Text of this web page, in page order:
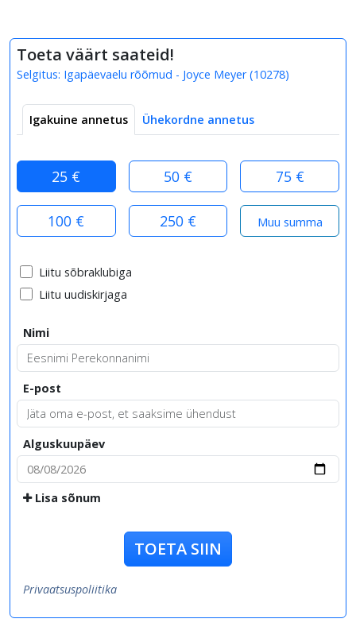
Toeta väärt saateid!
Selgitus: Igapäevaelu rõõmud - Joyce Meyer(10278)
Igakuine annetus Ühekordne annetus
25 € 50 € 75 €
100 € 250 €
Liitu sõbraklubiga
Liitu uudiskirjaga
Nimi
E-post
Alguskuupäev
Lisa sõnum
TOETA SIIN
Privaatsuspoliitika